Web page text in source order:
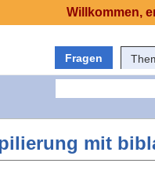
Fragen
mit
Willkommen,